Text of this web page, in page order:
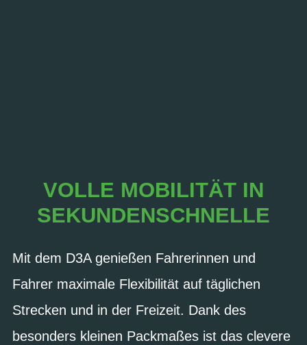
VOLLE MOBILITÄT IN
SEKUNDENSCHNELLE
Mit dem D3A genießen Fahrerinnen und
Fahrer maximale Flexibilität auf täglichen
Strecken und in der Freizeit. Dank des
besonders kleinen Packmaßes ist das clevere